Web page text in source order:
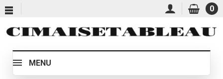
0
MENU